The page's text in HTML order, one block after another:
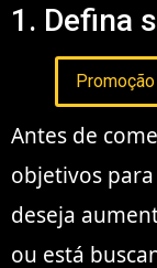
1. Defina
Antes de
objetivos
deseja
ou está